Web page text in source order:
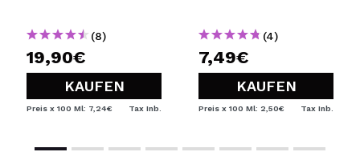
(8)
19,90€
KAUFEN
Preis x 100 Ml: 7,24€ Tax Inb.
(4)
7,49€
KAUFEN
Preis x 100 Ml: 2,50€ Tax Inb.